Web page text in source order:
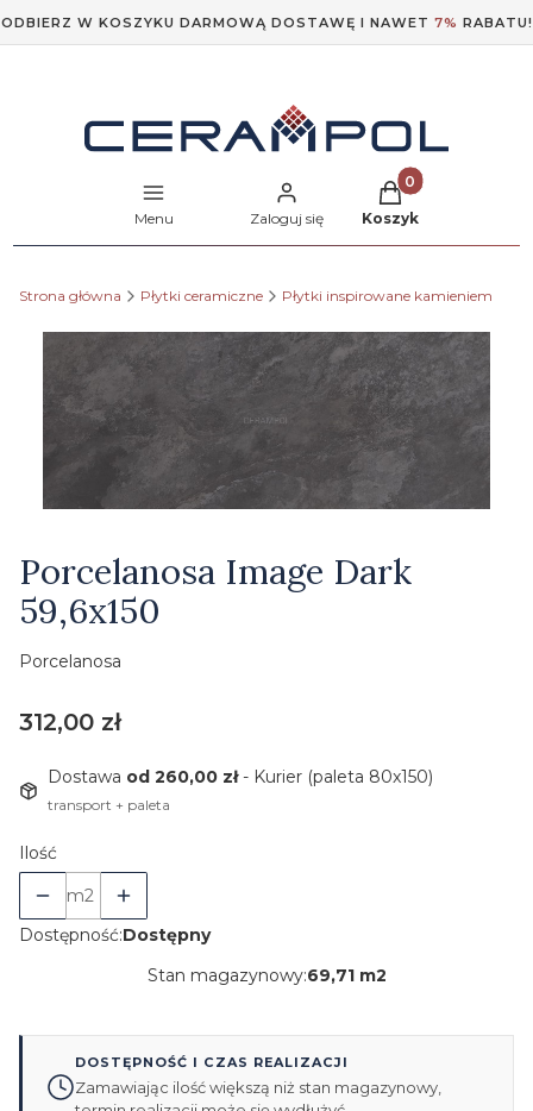
ODBIERZ W KOSZYKU DARMOWĄ DOSTAWĘ I NAWET 7% RABATU!
Menu Zaloguj się
Produkty w
Koszyk
Strona główna Płytki ceramiczne Płytki inspirowane kamieniem
Porcelanosa Image Dark
59,6x150
Porcelanosa
Cena
312,00 zł
Dostawa od 260,00 zł- Kurier (paleta 80x150)
transport + paleta
Ilość
m2
Dostępność:Dostępny
Stan magazynowy:69,71 m2
DOSTĘPNOŚĆ I CZAS REALIZACJI
Zamawiając ilość większą niż stan magazynowy,